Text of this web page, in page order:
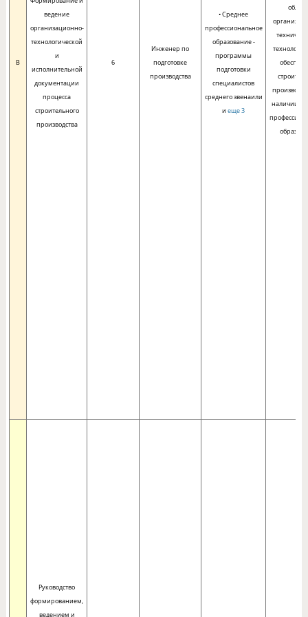
B
ведение
организационно-
технологической
и
исполнительной
документации
процесса
строительного
производства
6
Инженер по
подготовке
производства
• Среднее
профессиональное
образование -
программы
подготовки
специалистов
среднего звенаили
иеще 3
наличии
Руководство
формированием,
ведением и